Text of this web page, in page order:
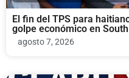
El fin del TPS para
golpe económico en
agosto 7, 2026